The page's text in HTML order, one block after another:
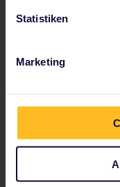
Statistiken
Marketing
Die Reise
50
nimm